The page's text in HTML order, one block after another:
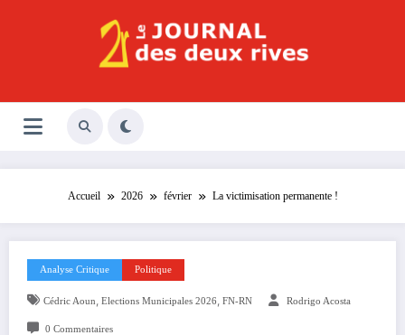
Le Journal des Deux Rives
Accueil 2026 février La victimisation permanente !
Analyse Critique Politique
Cédric Aoun Elections Municipales 2026 FN-RN Rodrigo Acosta
0 Commentaires